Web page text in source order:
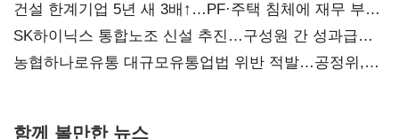
건설 한계기업 5년 새 3배↑…PF·주택 침체에 재무 부담
확대
SK하이닉스 통합노조 신설 추진…구성원 간 성과급
불만 확산
농협하나로유통 대규모유통업법 위반 적발…공정위,
함께 볼만한 뉴스